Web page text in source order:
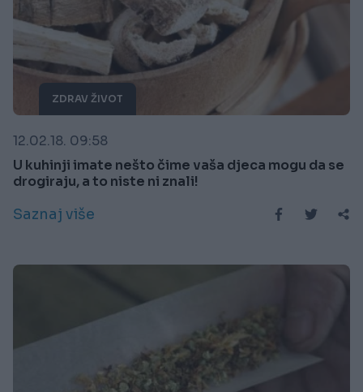
ZDRAV ŽIVOT
12.02.18. 09:58
U kuhinji imate nešto čime vaša djeca mogu da se
drogiraju, a to niste ni znali!
Saznaj više